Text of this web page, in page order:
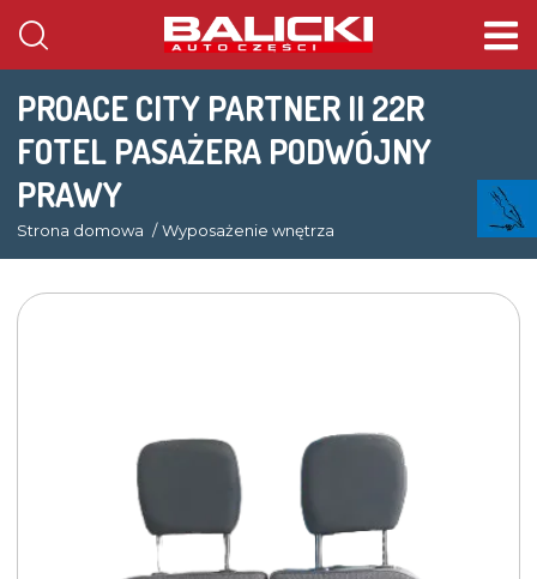
PROACE CITY PARTNER II 22R
FOTEL PASAŻERA PODWÓJNY
PRAWY
Strona domowa Wyposażenie wnętrza